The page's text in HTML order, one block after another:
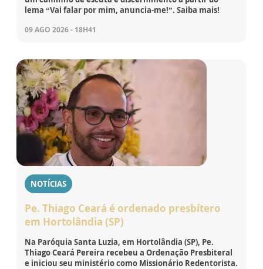
lema “Vai falar por mim, anuncia-me!”. Saiba mais!
09 AGO 2026 - 18H41
NOTÍCIAS
Pe. Thiago Ceará é ordenado presbítero
em Hortolândia (SP)
Na Paróquia Santa Luzia, em Hortolândia (SP), Pe.
Thiago Ceará Pereira recebeu a Ordenação Presbiteral
e iniciou seu ministério como Missionário Redentorista.